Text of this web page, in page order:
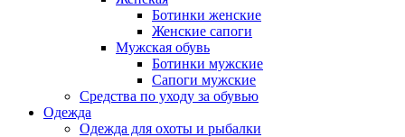
Ботинки женские
Женские сапоги
Мужская обувь
Ботинки мужские
Сапоги мужские
Средства по уходу за обувью
Одежда
Одежда для охоты и рыбалки